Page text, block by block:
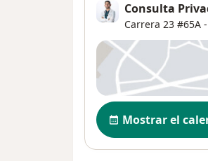
Consulta
Carrera 23 #65A
Disponibilidad
Mostrar el